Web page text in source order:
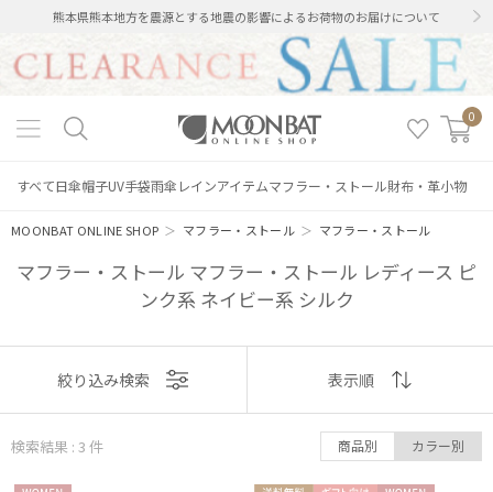
熊本県熊本地方を震源とする地震の影響によるお荷物のお届けについて
0
すべて日傘帽子UV手袋雨傘 レインアイテムマフラー・ストール財布・革小物
MOONBAT ONLINE SHOP ＞ マフラー・ストール ＞ マフラー・ストール
マフラー・ストール マフラー・ストール レディース ピ
ンク系 ネイビー系 シルク
表示
おすすめ
絞り込み検索 表示順
検索結果 : 3 件 商品別 カラー別